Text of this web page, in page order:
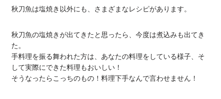
秋刀魚は塩焼き以外にも、さまざまなレシピがあります。
秋刀魚の塩焼きが出てきたと思ったら、今度は煮込みも出てき
た。
手料理を振る舞われた方は、あなたの料理をしている様子、そ
して実際にできた料理もおいしい！
そうなったらこっちのもの！料理下手なんで言わせません！